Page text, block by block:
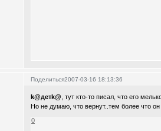
Поделиться2007-03-16 18:13:36
k@детk@ , тут кто-то писал, что его
Но не думаю, что вернут..тем более что
0